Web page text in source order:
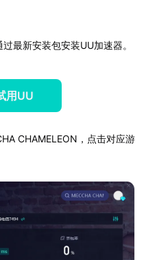
最新安装包安装UU加速器。
用UU
CHAMELEON，点击对应游